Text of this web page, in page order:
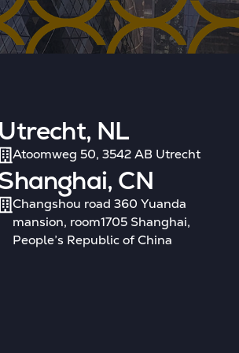
Utrecht, NL
Atoomweg 50, 3542 AB Utrecht
CN
Changshou road 360 Yuanda
mansion, room1705 Shanghai,
People’s Republic of China